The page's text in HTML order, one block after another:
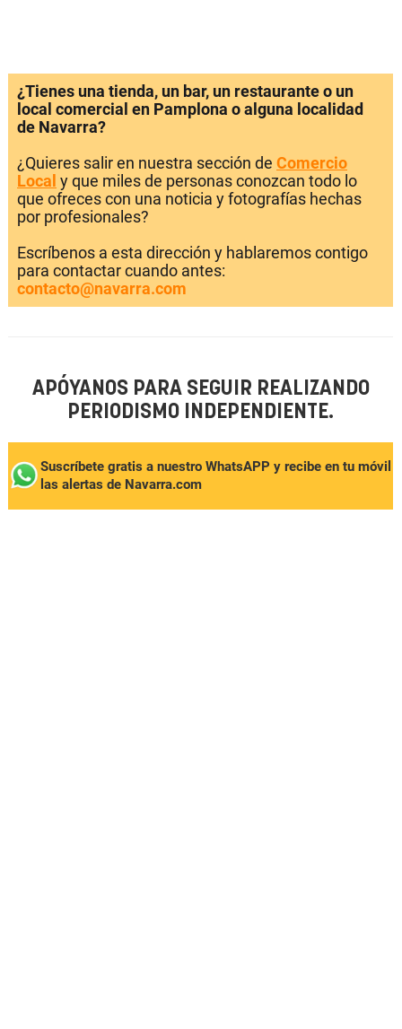
¿Tienes una tienda, un bar, un restaurante o un
local comercial en Pamplona o alguna localidad
de Navarra?
¿Quieres salir en nuestra sección de Comercio
Local y que miles de personas conozcan todo lo
que ofreces con una noticia y fotografías hechas
por profesionales?
Escríbenos a esta dirección y hablaremos contigo
para contactar cuando antes:
contacto@navarra.com
APÓYANOS PARA SEGUIR REALIZANDO
PERIODISMO INDEPENDIENTE.
Suscríbete gratis a nuestro WhatsAPP y recibe en tu móvil
las alertas de Navarra.com